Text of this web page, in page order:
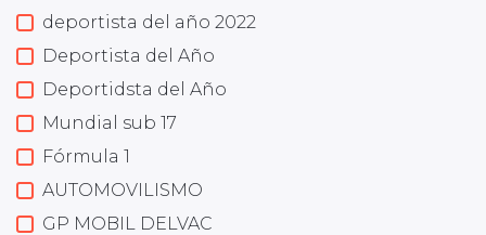
deportista del año 2022
Deportista del Año
Deportidsta del Año
Mundial sub 17
Fórmula 1
AUTOMOVILISMO
GP MOBIL DELVAC